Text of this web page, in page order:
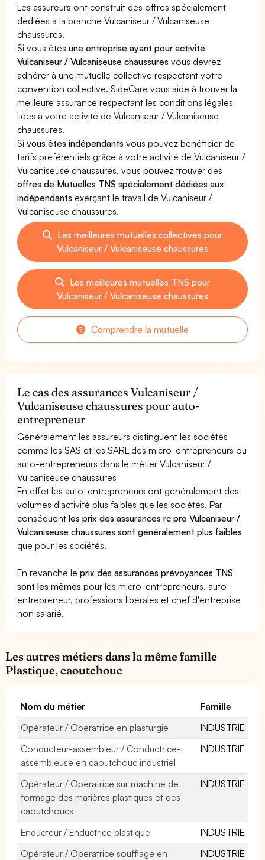
Les assureurs ont construit des offres spécialement
dédiées à la branche Vulcaniseur / Vulcaniseuse
chaussures.
Si vous êtesune entreprise ayant pour activité
Vulcaniseur / Vulcaniseuse chaussures vous devrez
adhérer à une mutuelle collective respectant votre
convention collective. SideCare vous aide à trouver la
meilleure assurance respectant les conditions légales
liées à votre activité de Vulcaniseur / Vulcaniseuse
chaussures.
Sivous êtes indépendants vous pouvez bénéficier de
tarifs préférentiels grâce à votre activité de Vulcaniseur /
Vulcaniseuse chaussures, vous pouvez trouver des
offres de Mutuelles TNS spécialement dédiées aux
indépendants exerçant le travail de Vulcaniseur /
Vulcaniseuse chaussures.
Les meilleures mutuelles collectives pour
Vulcaniseur / Vulcaniseuse chaussures
Les meilleures mutuelles TNS pour
Vulcaniseur / Vulcaniseuse chaussures
Comprendre la mutuelle
Le cas des assurances Vulcaniseur /
Vulcaniseuse chaussures pour auto-
entrepreneur
Généralement les assureurs distinguent les sociétés
comme les SAS et les SARL des micro-entrepreneurs ou
auto-entrepreneurs dans le métier Vulcaniseur /
Vulcaniseuse chaussures
En effet les auto-entrepreneurs ont généralement des
volumes d'activité plus faibles que les sociétés. Par
conséquentles prix des assurances rc pro Vulcaniseur /
Vulcaniseuse chaussures sont généralement plus faibles
que pour les sociétés.
En revanche leprix des assurances prévoyances TNS
sont les mêmes pour les micro-entrepreneurs, auto-
entrepreneur, professions libérales et chef d'entreprise
non salarié.
Les autres métiers dans la même famille
Plastique, caoutchouc
Nom du métier
Famille
Opérateur / Opératrice en plasturgie
INDUSTRIE
Conducteur-assembleur / Conductrice-
assembleuse en caoutchouc industriel
INDUSTRIE
Opérateur / Opératrice sur machine de
formage des matières plastiques et des
caoutchoucs
INDUSTRIE
Enducteur / Enductrice plastique
INDUSTRIE
Opérateur / Opératrice soufflage en
INDUSTRIE